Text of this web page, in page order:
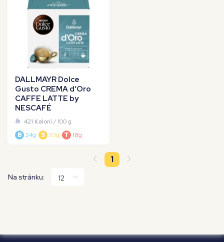
DALLMAYR Dolce
Gusto CREMA d‘Oro
CAFFE LATTE by
NESCAFÉ
421 Kalorií/ 100 g
B 24g S 33g T 18g
1
Na stránku: